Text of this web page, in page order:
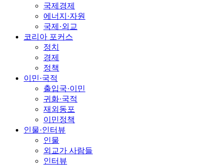
국제경제
에너지·자원
국제·외교
코리아 포커스
정치
경제
정책
이민·국적
출입국·이민
귀화·국적
재외동포
이민정책
인물·인터뷰
인물
외교가 사람들
인터뷰